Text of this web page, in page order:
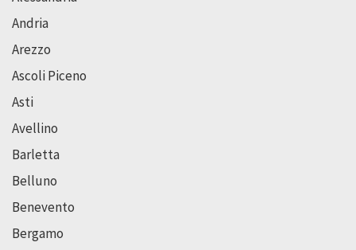
Andria
Arezzo
Ascoli Piceno
Asti
Avellino
Barletta
Belluno
Benevento
Bergamo